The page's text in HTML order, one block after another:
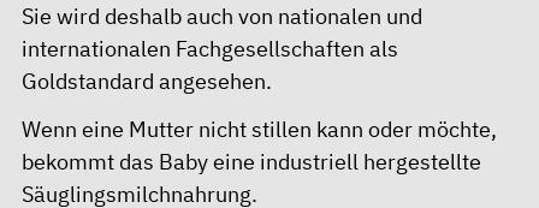
Sie wird deshalb auch von nationalen und
internationalen Fachgesellschaften als
Goldstandard angesehen.
Wenn eine Mutter nicht stillen kann oder möchte,
bekommt das Baby eine industriell hergestellte
Säuglingsmilchnahrung.